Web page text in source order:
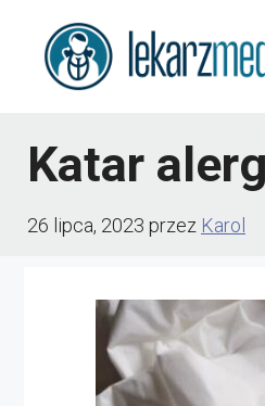
Katar
26 lipca, 2023 przez Karol